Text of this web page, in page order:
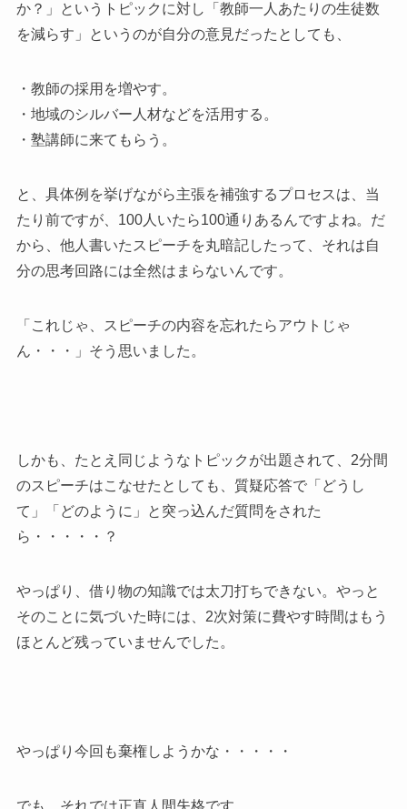
か？」というトピックに対し「教師一人あたりの生徒数
を減らす」というのが自分の意見だったとしても、
・教師の採用を増やす。
・地域のシルバー人材などを活用する。
・塾講師に来てもらう。
と、具体例を挙げながら主張を補強するプロセスは、当
たり前ですが、100人いたら100通りあるんですよね。だ
から、他人書いたスピーチを丸暗記したって、それは自
分の思考回路には全然はまらないんです。
「これじゃ、スピーチの内容を忘れたらアウトじゃ
ん・・・」そう思いました。
しかも、たとえ同じようなトピックが出題されて、2分間
のスピーチはこなせたとしても、質疑応答で「どうし
て」「どのように」と突っ込んだ質問をされた
ら・・・・・？
やっぱり、借り物の知識では太刀打ちできない。やっと
そのことに気づいた時には、2次対策に費やす時間はもう
ほとんど残っていませんでした。
やっぱり今回も棄権しようかな・・・・・